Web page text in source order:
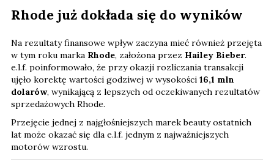
Rhode już dokłada się do wyników
Na rezultaty finansowe wpływ zaczyna mieć również przejęta
w tym roku marka Rhode, założona przez Hailey Bieber.
e.l.f. poinformowało, że przy okazji rozliczania transakcji
ujęło korektę wartości godziwej w wysokości 16,1 mln
dolarów, wynikającą z lepszych od oczekiwanych rezultatów
sprzedażowych Rhode.
Przejęcie jednej z najgłośniejszych marek beauty ostatnich
lat może okazać się dla e.l.f. jednym z najważniejszych
motorów wzrostu.